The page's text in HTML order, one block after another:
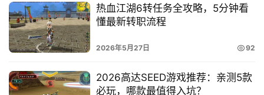
热血江湖6转任务全攻略，5分钟看
懂最新转职流程
2026年5月27日 92
2026高达SEED游戏推荐：亲测5款
必玩，哪款最值得入坑？